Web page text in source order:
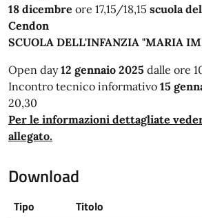
18 dicembre ore 17,15/18,15 scuola
Cendon
SCUOLA DELL'INFANZIA "MARIA
Open day12 gennaio 2025 dalle ore
Incontro tecnico informativo 15
20,30
Per le informazioni dettagliate
allegato.
Download
Tipo Titolo